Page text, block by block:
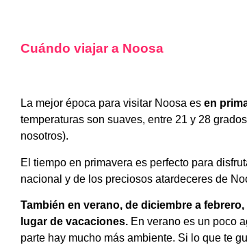
Cuándo viajar a Noosa
La mejor época para visitar Noosa es en
temperaturas son suaves, entre 21 y 28
nosotros).
El tiempo en primavera es perfecto para
nacional y de los preciosos atardeceres de
También en verano, de diciembre a
lugar de vacaciones. En verano es un poco
parte hay mucho más ambiente. Si lo que te